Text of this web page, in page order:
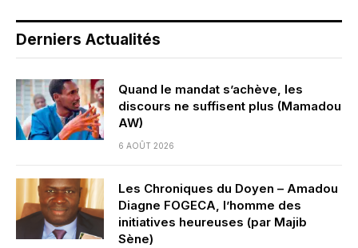
Derniers Actualités
Quand le mandat s’achève, les
discours ne suffisent plus (Mamadou
AW)
6 AOÛT 2026
Les Chroniques du Doyen – Amadou
Diagne FOGECA, l’homme des
initiatives heureuses (par Majib
Sène)